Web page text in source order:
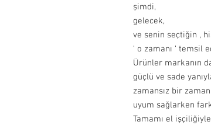
şimdi,
gelecek,
ve senin seçtiğin ,
‘ o zamanı ‘ temsil
Ürünler markanın
güçlü ve sade
zamansız bir
uyum sağlarken
Tamamı el